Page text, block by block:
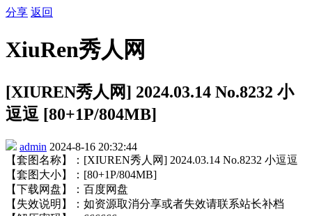
分享 返回
XiuRen秀人网
[XIUREN秀人网] 2024.03.14 No.8232 小
逗逗 [80+1P/804MB]
admin 2024-8-16 20:32:44
【套图名称】：[XIUREN秀人网] 2024.03.14 No.8232 小逗逗
【套图大小】：[80+1P/804MB]
【下载网盘】：百度网盘
【失效说明】：如资源取消分享或者失效请联系站长补档